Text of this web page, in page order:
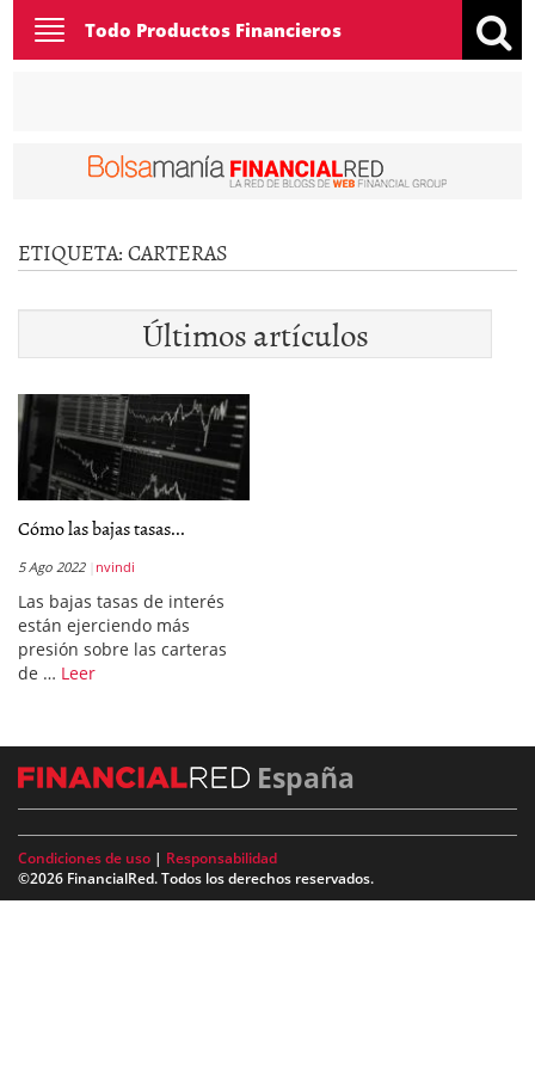
Toggle
navigation
Todo Productos Financieros
ETIQUETA:CARTERAS
Últimos artículos
Cómo las bajas tasas...
5 Ago 2022 nvindi
Las bajas tasas de interés
están ejerciendo más
presión sobre las carteras
de … Leer
España
Condiciones de uso | Responsabilidad
©2026 FinancialRed. Todos los derechos reservados.